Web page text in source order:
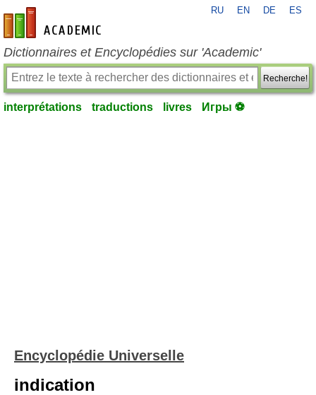
fr-academic.com
RU EN DE ES
Dictionnaires et Encyclopédies sur 'Academic'
Recherche!
interprétations traductions livres Игры ⚽
Encyclopédie Universelle
indication